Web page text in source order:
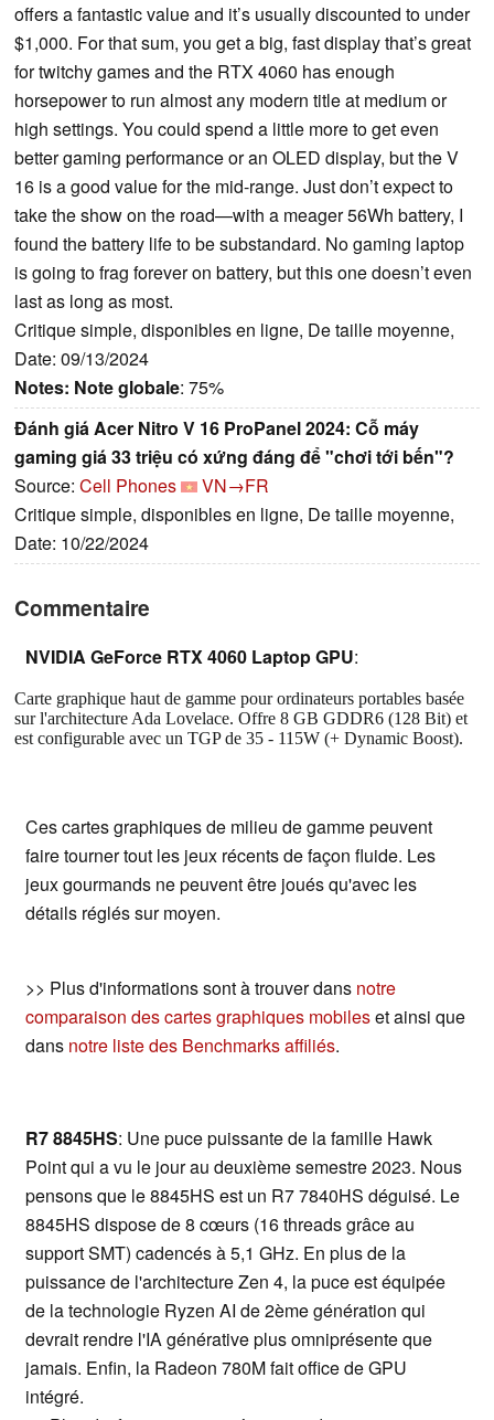
offers a fantastic value and it’s usually discounted to under
$1,000. For that sum, you get a big, fast display that’s great
for twitchy games and the RTX 4060 has enough
horsepower to run almost any modern title at medium or
high settings. You could spend a little more to get even
better gaming performance or an OLED display, but the V
16 is a good value for the mid-range. Just don’t expect to
take the show on the road—with a meager 56Wh battery, I
found the battery life to be substandard. No gaming laptop
is going to frag forever on battery, but this one doesn’t even
last as long as most.
Critique simple, disponibles en ligne, De taille moyenne,
Date: 09/13/2024
Notes: Note globale: 75%
Đánh giá Acer Nitro V 16 ProPanel 2024: Cỗ máy
gaming giá 33 triệu có xứng đáng để "chơi tới bến"?
Source: Cell Phones
VN→FR
Critique simple, disponibles en ligne, De taille moyenne,
Date: 10/22/2024
Commentaire
NVIDIA GeForce RTX 4060 Laptop GPU:
Carte graphique haut de gamme pour ordinateurs portables basée
sur l'architecture Ada Lovelace. Offre 8 GB GDDR6 (128 Bit) et
est configurable avec un TGP de 35 - 115W (+ Dynamic Boost).
Ces cartes graphiques de milieu de gamme peuvent
faire tourner tout les jeux récents de façon fluide. Les
jeux gourmands ne peuvent être joués qu'avec les
détails réglés sur moyen.
>> Plus d'informations sont à trouver dans notre
comparaison des cartes graphiques mobileset ainsi que
dans notre liste des Benchmarks affiliés.
R7 8845HS: Une puce puissante de la famille Hawk
Point qui a vu le jour au deuxième semestre 2023. Nous
pensons que le 8845HS est un R7 7840HS déguisé. Le
8845HS dispose de 8 cœurs (16 threads grâce au
support SMT) cadencés à 5,1 GHz. En plus de la
puissance de l'architecture Zen 4, la puce est équipée
de la technologie Ryzen AI de 2ème génération qui
devrait rendre l'IA générative plus omniprésente que
jamais. Enfin, la Radeon 780M fait office de GPU
intégré.